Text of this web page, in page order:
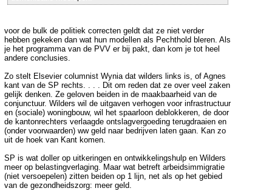
voor de bulk de politiek correcten geldt dat ze niet verder
hebben gekeken dan wat hun modellen als Pechthold bleren. Als
je het programma van de PVV er bij pakt, dan kom je tot heel
andere conclusies.
Zo stelt Elsevier columnist Wynia dat wilders links is, of Agnes
kant van de SP rechts. . . . Dit om reden dat ze over veel zaken
gelijk denken. Ze geloven beiden in de maakbaarheid van de
conjunctuur. Wilders wil de uitgaven verhogen voor infrastructuur
en (sociale) woningbouw, wil het spaarloon deblokkeren, de door
de kantonrechters verlaagde ontslagvergoeding terugdraaien en
(onder voorwaarden) ww geld naar bedrijven laten gaan. Kan zo
uit de hoek van Kant komen.
SP is wat doller op uitkeringen en ontwikkelingshulp en Wilders
meer op belastingverlaging. Maar wat betreft arbeidsimmigratie
(niet versoepelen) zitten beiden op 1 lijn, net als op het gebied
van de gezondheidszorg: meer geld.